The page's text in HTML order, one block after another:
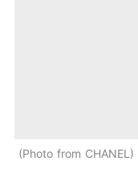
Photo from CHANEL